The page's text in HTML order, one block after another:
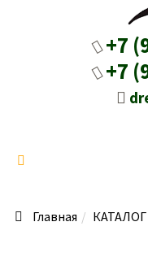
+7
+7
Главная КАТАЛОГ